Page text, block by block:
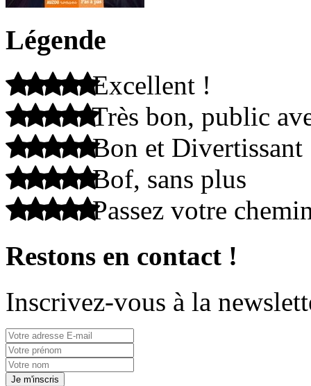
Légende
Excellent !
Très bon, public
Bon et Divertissant
Bof, sans plus
Passez votre
Restons en contact !
Inscrivez-vous à la